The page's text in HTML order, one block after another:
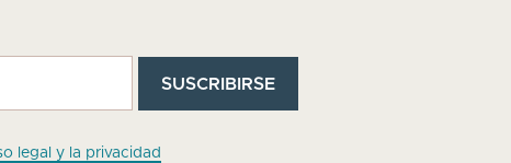
legal y la privacidad